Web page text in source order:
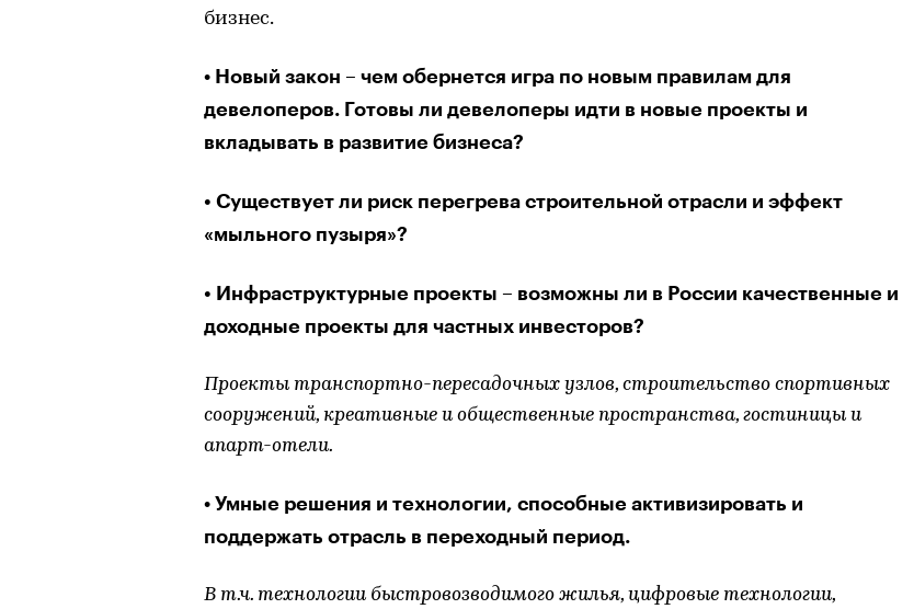
бизнес.
• Новый закон – чем обернется игра по новым правилам для
девелоперов. Готовы ли девелоперы идти в новые проекты и
вкладывать в развитие бизнеса?
• Существует ли риск перегрева строительной отрасли и эффект
«мыльного пузыря»?
• Инфраструктурные проекты – возможны ли в России качественные и
доходные проекты для частных инвесторов?
Проекты транспортно-пересадочных узлов, строительство спортивных
сооружений, креативные и общественные пространства, гостиницы и
апарт-отели.
• Умные решения и технологии, способные активизировать и
поддержать отрасль в переходный период.
В т.ч. технологии быстровозводимого жилья, цифровые технологии,